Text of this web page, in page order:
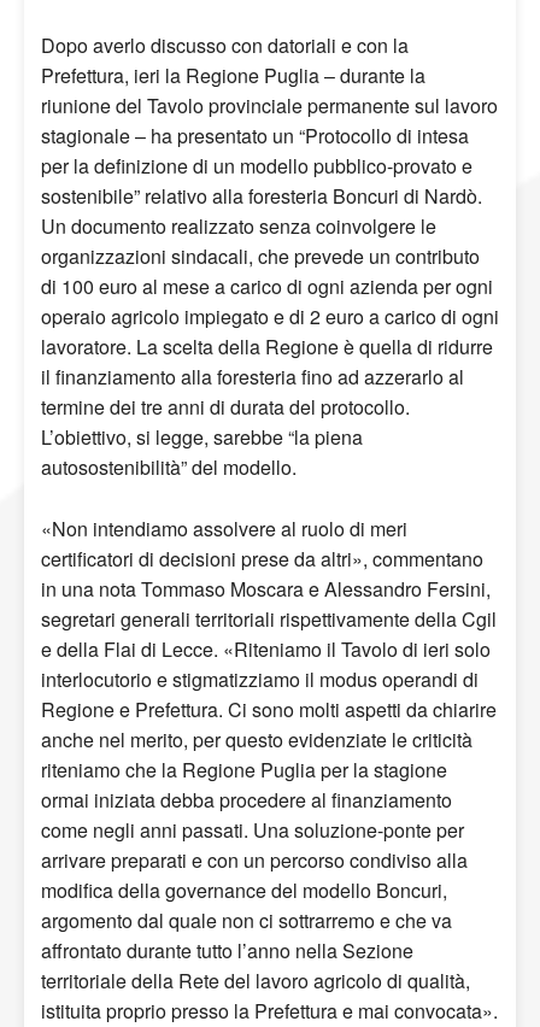
Dopo averlo discusso con datoriali e con la
Prefettura, ieri la Regione Puglia – durante la
riunione del Tavolo provinciale permanente sul lavoro
stagionale – ha presentato un “Protocollo di intesa
per la definizione di un modello pubblico-provato e
sostenibile” relativo alla foresteria Boncuri di Nardò.
Un documento realizzato senza coinvolgere le
organizzazioni sindacali, che prevede un contributo
di 100 euro al mese a carico di ogni azienda per ogni
operaio agricolo impiegato e di 2 euro a carico di ogni
lavoratore. La scelta della Regione è quella di ridurre
il finanziamento alla foresteria fino ad azzerarlo al
termine dei tre anni di durata del protocollo.
L’obiettivo, si legge, sarebbe “la piena
autosostenibilità” del modello.
«Non intendiamo assolvere al ruolo di meri
certificatori di decisioni prese da altri», commentano
in una nota Tommaso Moscara e Alessandro Fersini,
segretari generali territoriali rispettivamente della Cgil
e della Flai di Lecce. «Riteniamo il Tavolo di ieri solo
interlocutorio e stigmatizziamo il modus operandi di
Regione e Prefettura. Ci sono molti aspetti da chiarire
anche nel merito, per questo evidenziate le criticità
riteniamo che la Regione Puglia per la stagione
ormai iniziata debba procedere al finanziamento
come negli anni passati. Una soluzione-ponte per
arrivare preparati e con un percorso condiviso alla
modifica della governance del modello Boncuri,
argomento dal quale non ci sottrarremo e che va
affrontato durante tutto l’anno nella Sezione
territoriale della Rete del lavoro agricolo di qualità,
istituita proprio presso la Prefettura e mai convocata».